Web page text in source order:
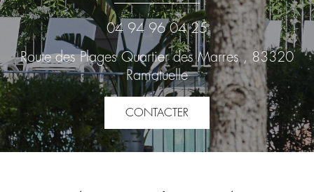
04 94 96 04 25
Route des Plages Quartier des Marres , 83320
Ramatuelle
CONTACTER